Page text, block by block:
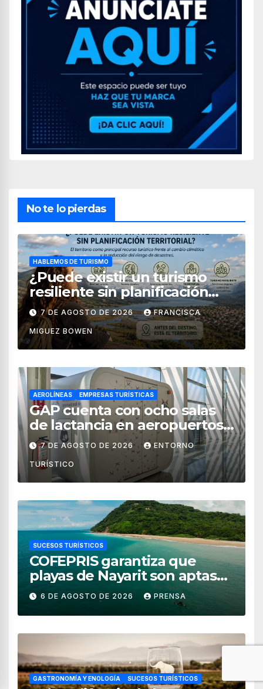
No te lo pierdas
HABLEMOS DE TURISMO
¿Puede existir un turismo
resiliente sin planificación
territorial?
7 DE AGOSTO DE 2026 FRANCISCA
MIGUEZ BOWEN
AEROLÍNEAS EMPRESAS TURÍSTICAS
GAP cuenta con ocho salas
de lactancia en aeropuertos
de México
7 DE AGOSTO DE 2026 ENTORNO
TURÍSTICO
SUCESOS TURÍSTICOS
COFEPRIS garantiza que
playas de Nayarit son aptas
para uso recreativo
6 DE AGOSTO DE 2026 PRENSA
GASTRONOMÍA Y ENOLOGÍA SUCESOS TURÍSTICOS